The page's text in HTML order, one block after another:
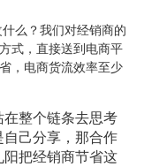
么？我们对经销商的
式，直接送到电商平
，电商货流效率至少
整个链条去思考
己分享，那合作
把经销商节省这